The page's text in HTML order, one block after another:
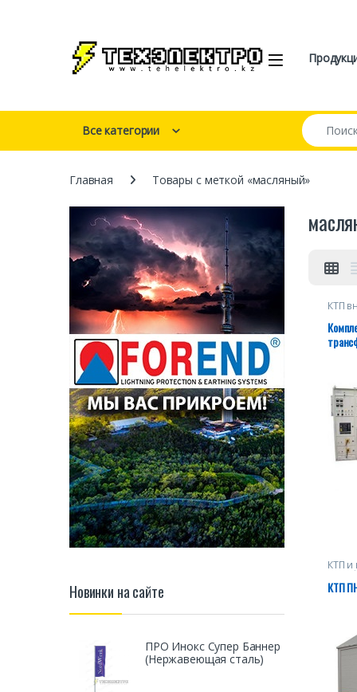
Open
Все категории
Искать:
Главная Товары с меткой «масляный»
КТП
НКУ
КТП и
КТП
Новинки на сайте
ПРО Инокс Супер Баннер
(Нержавеющая сталь)